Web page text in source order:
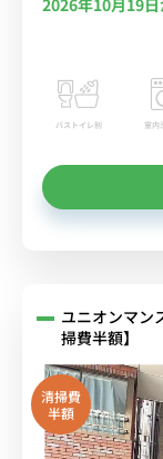
2026年10月19
バストイレ別 室内
ユニオンマン
掃費半額】
清掃費
半額